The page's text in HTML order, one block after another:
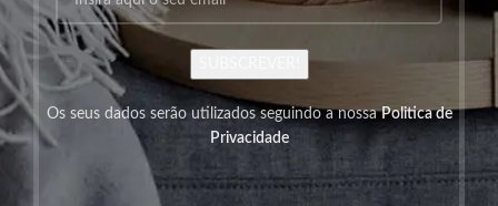
Os seus dados serão utilizados seguindo a nossaPolitica de
Privacidade